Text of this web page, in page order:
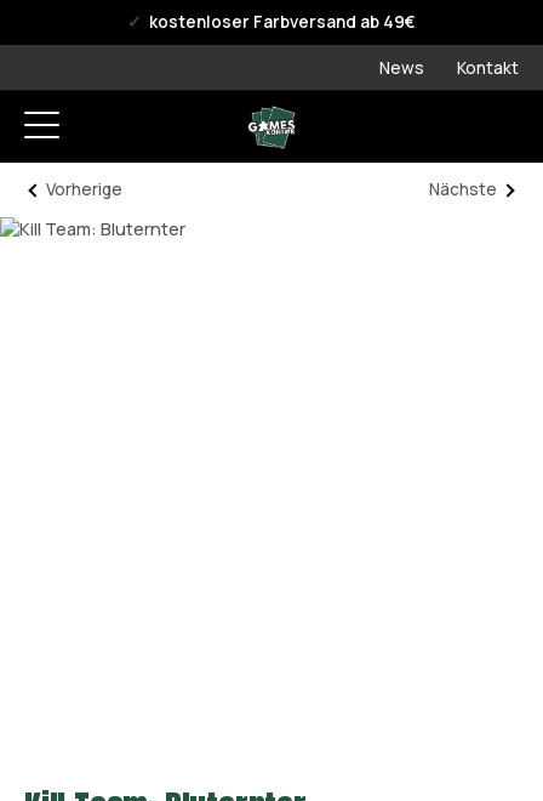
offizieller WPN Storekostenloser Farbversand ab 49€
News Kontakt
Vorherige Nächste